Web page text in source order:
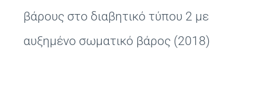
βάρους στο διαβητικό τύπου 2 με
αυξημένο σωματικό βάρος (2018)